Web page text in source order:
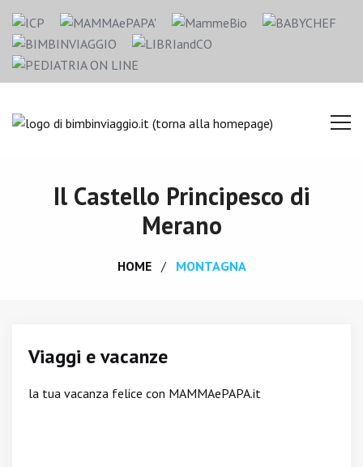
Il Castello Principesco di
Merano
HOME MONTAGNA
Viaggi e vacanze
la tua vacanza felice con MAMMAePAPA.it